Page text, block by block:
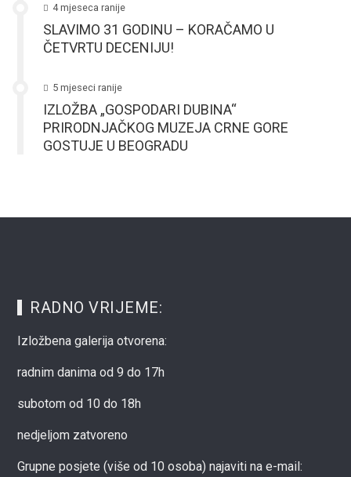
4 mjeseca ranije
SLAVIMO 31 GODINU – KORAČAMO U
ČETVRTU DECENIJU!
5 mjeseci ranije
IZLOŽBA „GOSPODARI DUBINA“
PRIRODNJAČKOG MUZEJA CRNE GORE
GOSTUJE U BEOGRADU
RADNO VRIJEME:
Izložbena galerija otvorena:
radnim danima od 9 do 17h
subotom od 10 do 18h
nedjeljom zatvoreno
Grupne posjete (više od 10 osoba) najaviti na e-mail: